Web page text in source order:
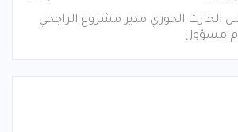
الحوري مدير مشروع الراجحي
مسؤول